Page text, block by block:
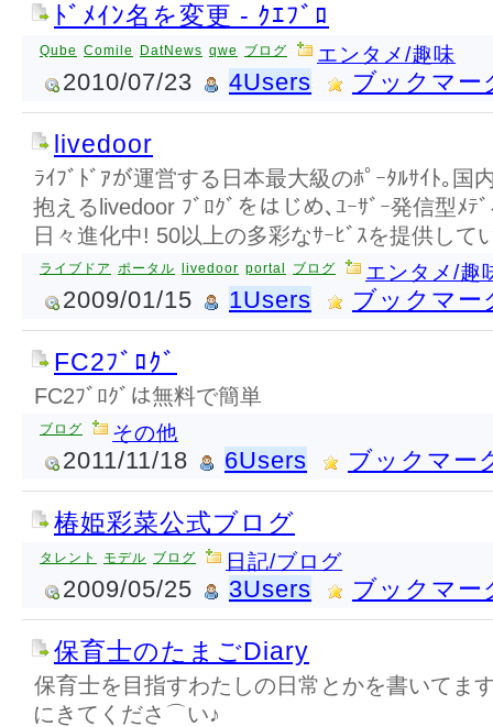
ﾄﾞﾒｲﾝ名を変更 - ｸｴﾌﾞﾛ
Qube Comile DatNews qwe ブログ エンタメ/趣味
2010/07/23 4Users ブックマー
livedoor
ﾗｲﾌﾞﾄﾞｱが運営する日本最大級のﾎﾟｰﾀﾙｻｲﾄ｡国
抱えるlivedoor ﾌﾞﾛｸﾞをはじめ､ﾕｰｻﾞｰ発信型ﾒﾃ
日々進化中! 50以上の多彩なｻｰﾋﾞｽを提供して
ライブドア ポータル livedoor portal ブログ エンタメ/趣
2009/01/15 1Users ブックマー
FC2ﾌﾞﾛｸﾞ
FC2ﾌﾞﾛｸﾞは無料で簡単
ブログ その他
2011/11/18 6Users ブックマー
椿姫彩菜公式ブログ
タレント モデル ブログ 日記/ブログ
2009/05/25 3Users ブックマー
保育士のたまごDiary
保育士を目指すわたしの日常とかを書いてま
にきてくださ⌒い♪